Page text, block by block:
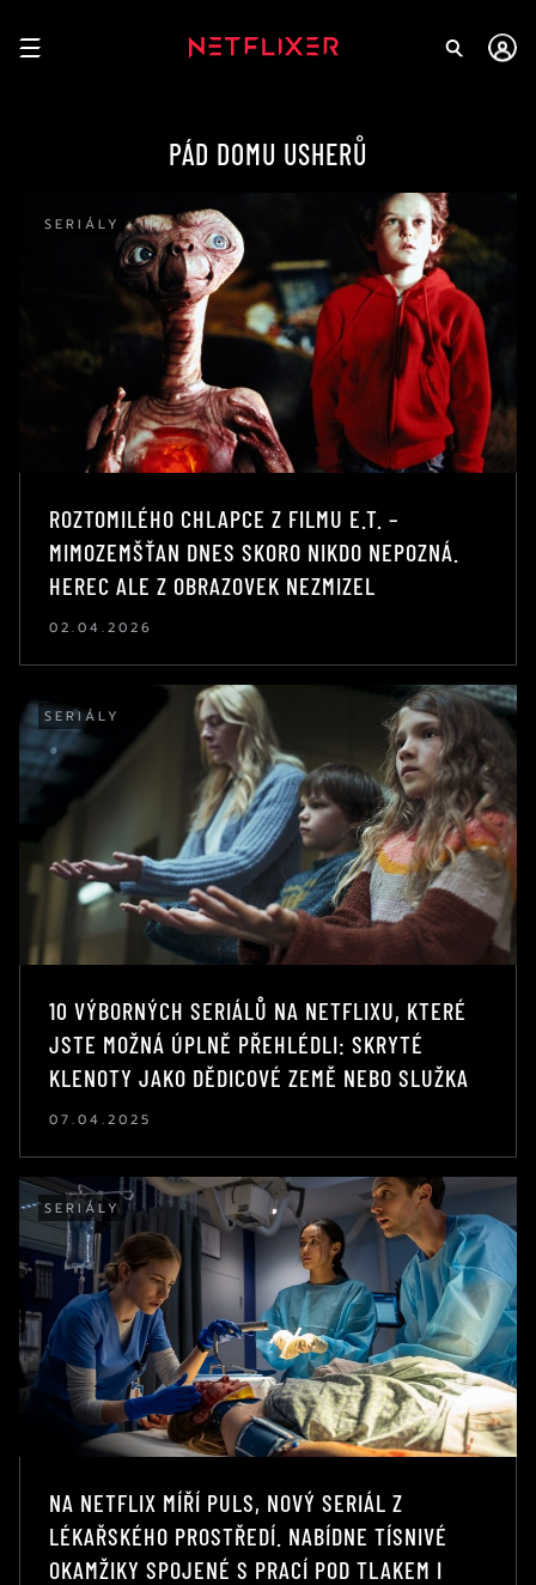
PÁD DOMU USHERŮ
SERIÁLY
ROZTOMILÉHO CHLAPCE Z FILMU E.T. –
MIMOZEMŠŤAN DNES SKORO NIKDO NEPOZNÁ.
HEREC ALE Z OBRAZOVEK NEZMIZEL
02.04.2026
SERIÁLY
10 VÝBORNÝCH SERIÁLŮ NA NETFLIXU, KTERÉ
JSTE MOŽNÁ ÚPLNĚ PŘEHLÉDLI: SKRYTÉ
KLENOTY JAKO DĚDICOVÉ ZEMĚ NEBO SLUŽKA
07.04.2025
SERIÁLY
NA NETFLIX MÍŘÍ PULS, NOVÝ SERIÁL Z
LÉKAŘSKÉHO PROSTŘEDÍ. NABÍDNE TÍSNIVÉ
OKAMŽIKY SPOJENÉ S PRACÍ POD TLAKEM I